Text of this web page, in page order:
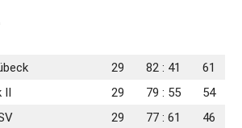
29 82 : 41
61
II 29 79 : 55
54
29 77 : 61
46